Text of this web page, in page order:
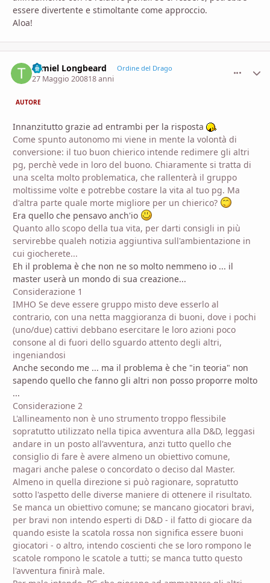
essere divertente e stimoltante come approccio.
Aloa!
Tamiel Longbeard Ordine del Drago
27 Maggio 200818 anni
AUTORE
Innanzitutto grazie ad entrambi per la risposta
Come spunto autonomo mi viene in mente la volontà di
conversione: il tuo buon chierico intende redimere gli altri
pg, perchè vede in loro del buono. Chiaramente si tratta di
una scelta molto problematica, che rallenterà il gruppo
moltissime volte e potrebbe costare la vita al tuo pg. Ma
d'altra parte quale morte migliore per un chierico?
Era quello che pensavo anch'io
Quanto allo scopo della tua vita, per darti consigli in più
servirebbe qualeh notizia aggiuntiva sull'ambientazione in
cui giocherete...
Eh il problema è che non ne so molto nemmeno io ... il
master userà un mondo di sua creazione...
Considerazione 1
IMHO Se deve essere gruppo misto deve esserlo al
contrario, con una netta maggioranza di buoni, dove i pochi
(uno/due) cattivi debbano esercitare le loro azioni poco
consone al di fuori dello sguardo attento degli altri,
ingeniandosi
Anche secondo me ... ma il problema è che "in teoria" non
sapendo quello che fanno gli altri non posso proporre molto
...
Considerazione 2
L'allineamento non è uno strumento troppo flessibile
sopratutto utilizzato nella tipica avventura alla D&D, leggasi
andare in un posto all'avventura, anzi tutto quello che
consiglio di fare è avere almeno un obiettivo comune,
magari anche palese o concordato o deciso dal Master.
Almeno in quella direzione si può ragionare, sopratutto
sotto l'aspetto delle diverse maniere di ottenere il risultato.
Se manca un obiettivo comune; se mancano giocatori bravi,
per bravi non intendo esperti di D&D - il fatto di giocare da
quando esiste la scatola rossa non significa essere buoni
giocatori - o altro, intendo coscienti che se loro rompono le
scatole rompono le scatole a tutti; se manca tutto questo
l'avventura finirà male.